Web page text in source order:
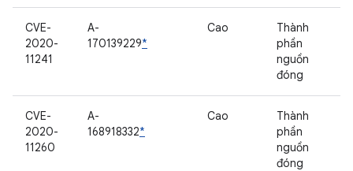
CVE-
2020-
11241
A-
170139229*
Cao
Thành
phần
nguồn
đóng
CVE-
2020-
11260
A-
168918332*
Cao
Thành
phần
nguồn
đóng